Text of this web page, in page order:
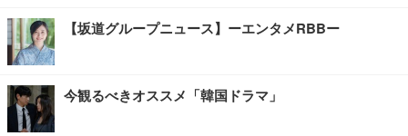
【坂道グループニュース】ーエンタメRBBー
今観るべきオススメ「韓国ドラマ」